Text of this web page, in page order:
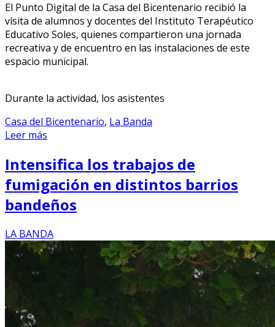
El Punto Digital de la Casa del Bicentenario recibió la
visita de alumnos y docentes del Instituto Terapéutico
Educativo Soles, quienes compartieron una jornada
recreativa y de encuentro en las instalaciones de este
espacio municipal.
Durante la actividad, los asistentes
Casa del Bicentenario, La Banda
Leer más
Intensifica los trabajos de
fumigación en distintos barrios
bandeños
LA BANDA